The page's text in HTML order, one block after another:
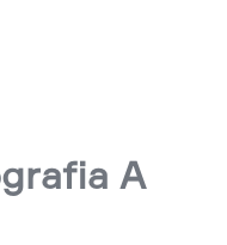
A